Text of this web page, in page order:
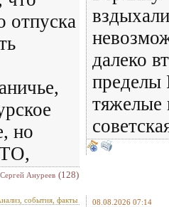
отпуска
но
Сергей Ануреев (128)
далеко
пределы
тяжелые
события, факты 08.08.2026 07:14